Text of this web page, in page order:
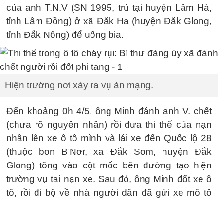
của anh T.N.V (SN 1995, trú tại huyện Lâm Hà,
tỉnh Lâm Đồng) ở xã Đắk Ha (huyện Đắk Glong,
tỉnh Đắk Nông) để uống bia.
Hiện trường nơi xảy ra vụ án mạng.
Đến khoảng 0h 4/5, ông Minh đánh anh V. chết
(chưa rõ nguyên nhân) rồi đưa thi thể của nạn
nhân lên xe ô tô mình và lái xe đến Quốc lộ 28
(thuộc bon B’Nơr, xã Đắk Som, huyện Đắk
Glong) tông vào cột mốc bên đường tạo hiện
trường vụ tai nạn xe. Sau đó, ông Minh đốt xe ô
tô, rồi đi bộ về nhà người dân đã gửi xe mô tô